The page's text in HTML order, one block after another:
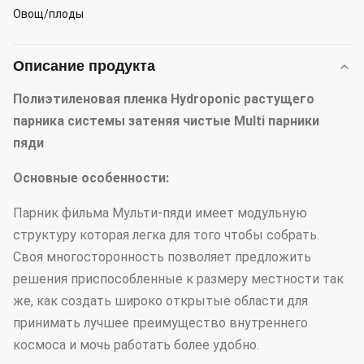
Овощ/плоды
Описание продукта
Полиэтиленовая пленка Hydroponic растущего
парника системы затеняя чистые Multi парники
пяди
Основные особенности:
Парник фильма Мульти-пяди имеет модульную
структуру которая легка для того чтобы собрать.
Своя многосторонность позволяет предложить
решения приспособленные к размеру местности так
же, как создать широко открытые области для
принимать лучшее преимущество внутреннего
космоса и мочь работать более удобно.